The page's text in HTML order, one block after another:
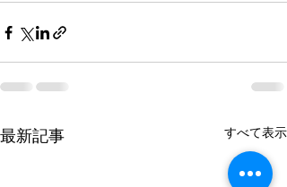
最新記事 すべて表示